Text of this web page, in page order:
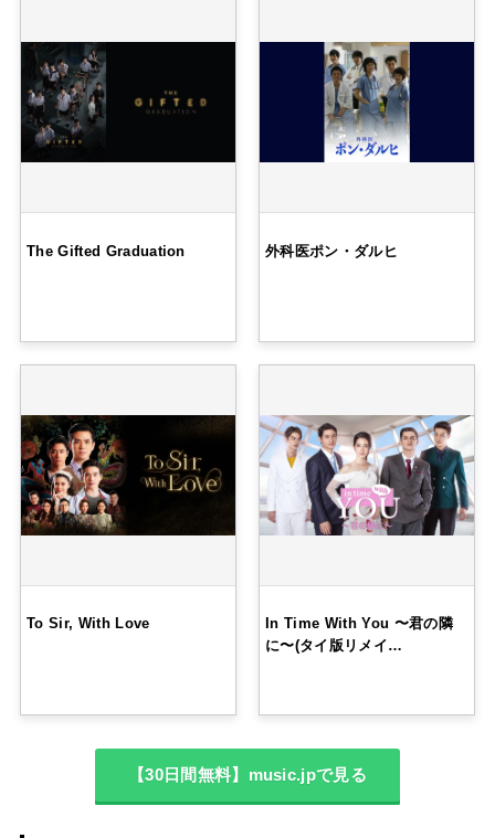
The Gifted Graduation 外科医ポン・ダルヒ
To Sir, With Love
In Time With You 〜君の隣
に〜(タイ版リメイ…
【30日間無料】music.jpで見る